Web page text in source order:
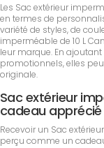
Les Sac extérieur
en termes de
variété de styles, de
imperméable de 10 L
leur marque. En
promotionnels, elles
originale.
Sac extérieur
cadeau
Recevoir un Sac
perçu comme un